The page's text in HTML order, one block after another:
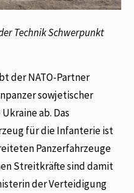
Technik Schwerpunkt
der NATO-Partner
sowjetischer
ab. Das
für die Infanterie ist
Panzerfahrzeuge
Streitkräfte sind damit
der Verteidigung